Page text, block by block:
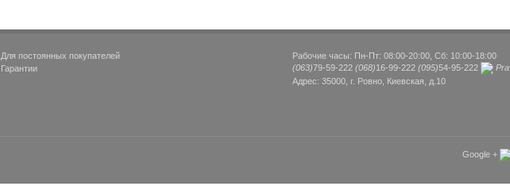
Для постоянных покупателей
Гарантии
Рабочие часы: Пн-Пт: 08:00-20:00, Сб: 10:00-18:00
(063)79-59-222 (068)16-99-222 (095)54-95-222
Адрес: 35000, г. Ровно, Киевская, д.10
Google +